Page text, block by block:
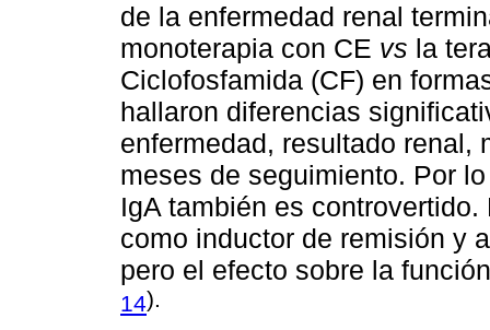
de la enfermedad renal
monoterapia con CE vs la
Ciclofosfamida (CF) en
hallaron diferencias
enfermedad, resultado renal,
meses de seguimiento. Por
IgA también es
como inductor de remisión y
pero el efecto sobre la
14).